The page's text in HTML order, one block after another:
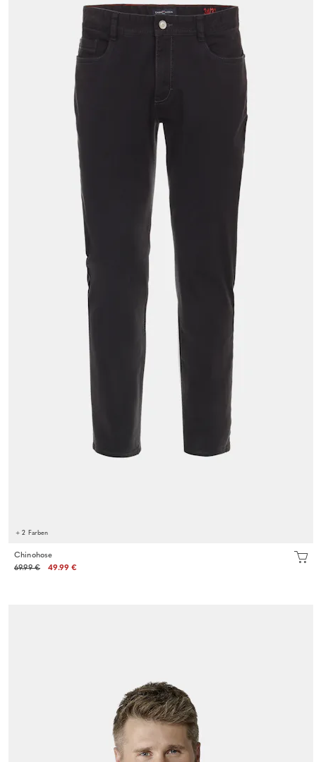
+ 2 Farben
Chinohose
69.99 €
49.99 €